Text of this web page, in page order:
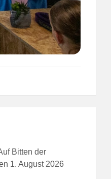
Bitten der
1. August 2026